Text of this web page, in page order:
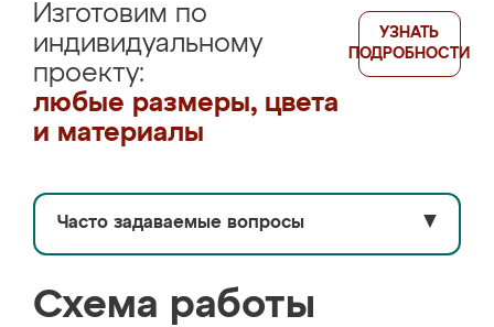
Изготовим по
индивидуальному
проекту:
любые размеры, цвета
и материалы
УЗНАТЬ
ПОДРОБНОСТИ
Часто задаваемые вопросы ▼
Схема работы